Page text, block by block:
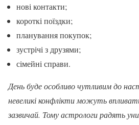
нові контакти;
короткі поїздки;
планування покупок;
зустрічі з друзями;
сімейні справи.
День буде особливо чутливим до
невеликі конфлікти можуть
зазвичай. Тому астрологи радять